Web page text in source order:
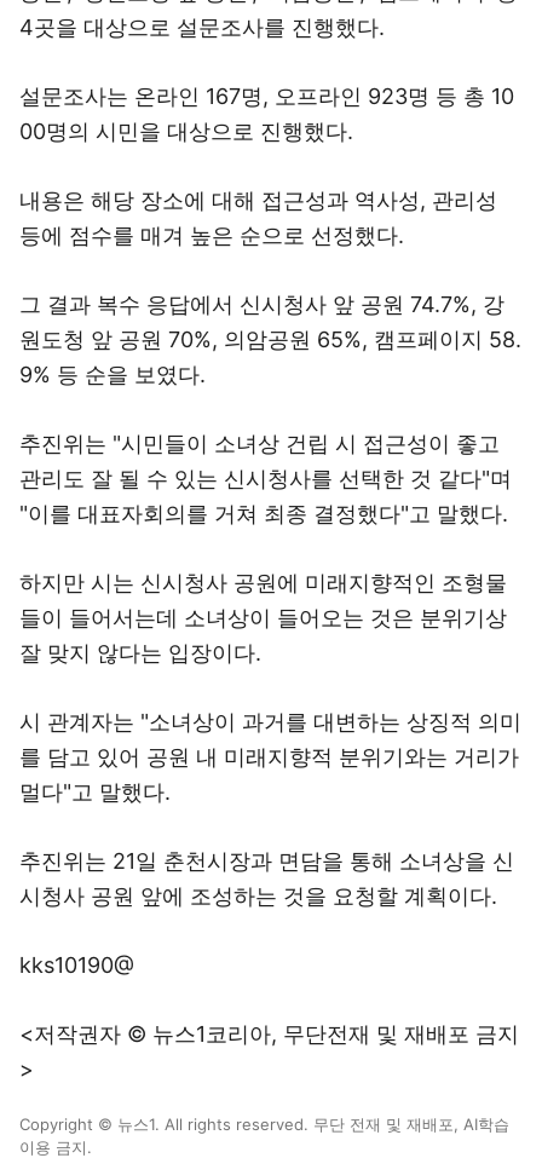
4곳을 대상으로 설문조사를 진행했다.
설문조사는 온라인 167명, 오프라인 923명 등 총 10
00명의 시민을 대상으로 진행했다.
내용은 해당 장소에 대해 접근성과 역사성, 관리성
등에 점수를 매겨 높은 순으로 선정했다.
그 결과 복수 응답에서 신시청사 앞 공원 74.7%, 강
원도청 앞 공원 70%, 의암공원 65%, 캠프페이지 58.
9% 등 순을 보였다.
추진위는 "시민들이 소녀상 건립 시 접근성이 좋고
관리도 잘 될 수 있는 신시청사를 선택한 것 같다"며
"이를 대표자회의를 거쳐 최종 결정했다"고 말했다.
하지만 시는 신시청사 공원에 미래지향적인 조형물
들이 들어서는데 소녀상이 들어오는 것은 분위기상
잘 맞지 않다는 입장이다.
시 관계자는 "소녀상이 과거를 대변하는 상징적 의미
를 담고 있어 공원 내 미래지향적 분위기와는 거리가
멀다"고 말했다.
추진위는 21일 춘천시장과 면담을 통해 소녀상을 신
시청사 공원 앞에 조성하는 것을 요청할 계획이다.
kks10190@
<저작권자 © 뉴스1코리아, 무단전재 및 재배포 금지
>
Copyright © 뉴스1. All rights reserved. 무단 전재 및 재배포, AI학습
이용 금지.